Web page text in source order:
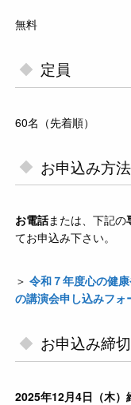
無料
定員
60名（先着順）
お申込み方法
お電話または、下記の
てお申込み下さい。
＞令和７年度心の健
の講演会申し込みフォ
お申込み締切
2025年12月4日（木）